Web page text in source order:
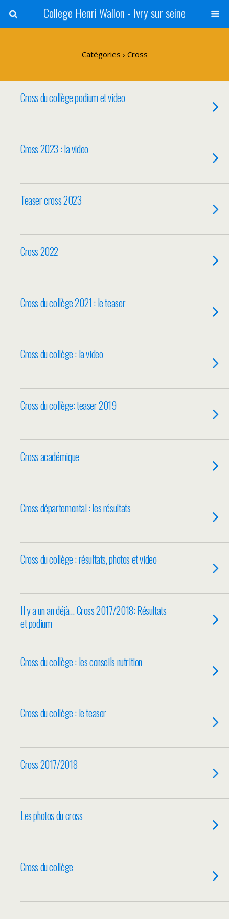
College Henri Wallon - Ivry sur seine
Catégories › Cross
Cross du collège podium et video
Cross 2023 : la video
Teaser cross 2023
Cross 2022
Cross du collège 2021 : le teaser
Cross du collège : la video
Cross du collège: teaser 2019
Cross académique
Cross départemental : les résultats
Cross du collège : résultats, photos et video
Il y a un an déjà… Cross 2017/2018: Résultats
et podium
Cross du collège : les conseils nutrition
Cross du collège : le teaser
Cross 2017/2018
Les photos du cross
Cross du collège